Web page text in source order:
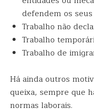
defendem os
Trabalho não
Trabalho
Trabalho de
Há ainda outros
queixa, sempre que
normas laborais.